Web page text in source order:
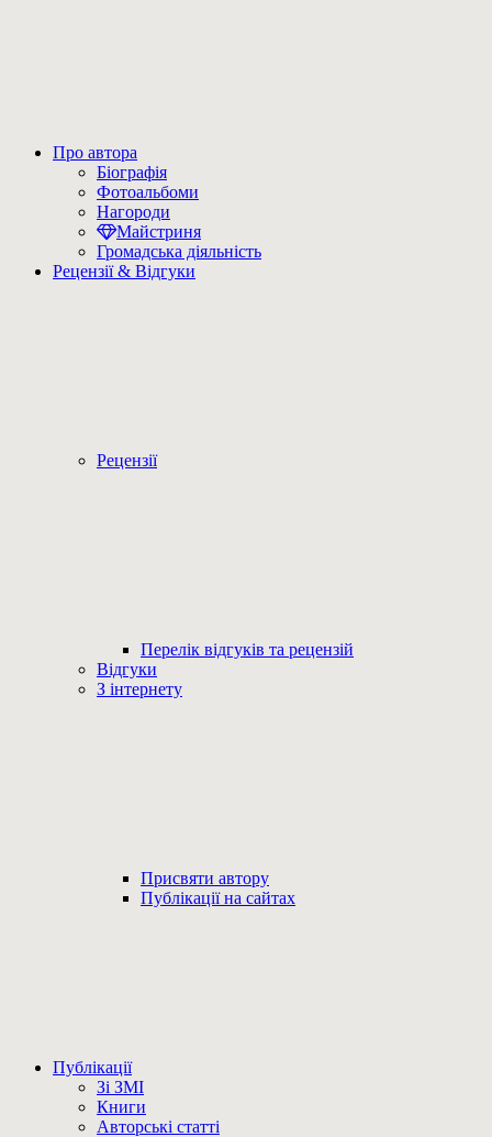
Про автора
Біографія
Фотоальбоми
Нагороди
Майстриня
Громадська діяльність
Рецензії & Відгуки
Рецензії
Перелік відгуків та рецензій
Відгуки
З інтернету
Присвяти автору
Публікації на сайтах
Публікації
Зі ЗМІ
Книги
Авторські статті